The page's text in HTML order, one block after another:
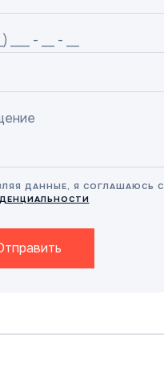
ДАННЫЕ, Я СОГЛАШАЮСЬ С